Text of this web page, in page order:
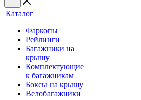
Каталог
Фаркопы
Рейлинги
Багажники на
крышу
Комплектующие
к багажникам
Боксы на крышу
Велобагажники